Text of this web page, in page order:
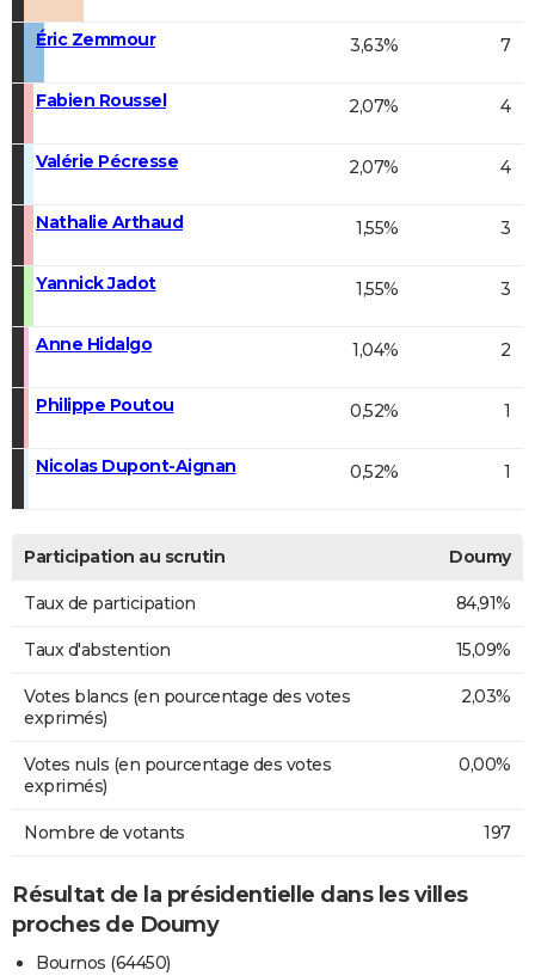
Éric Zemmour 3,63% 7
Fabien Roussel 2,07% 4
Valérie Pécresse 2,07% 4
Nathalie Arthaud 1,55% 3
Yannick Jadot 1,55% 3
Anne Hidalgo 1,04% 2
Philippe Poutou 0,52% 1
Nicolas Dupont-Aignan 0,52% 1
Participation au scrutin Doumy
Taux de participation 84,91%
Taux d'abstention 15,09%
Votes blancs (en pourcentage des votes
exprimés)
2,03%
Votes nuls (en pourcentage des votes
exprimés)
0,00%
Nombre de votants 197
Résultat de la présidentielle dans les villes
proches de Doumy
Bournos (64450)